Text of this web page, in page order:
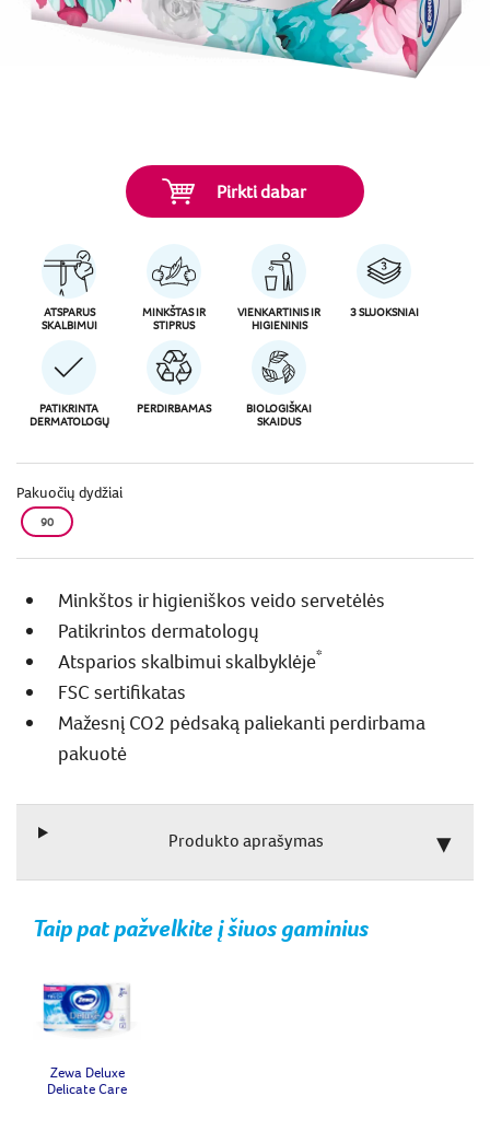
Pirkti dabar
ATSPARUS
SKALBIMUI
MINKŠTAS IR
STIPRUS
VIENKARTINIS IR
HIGIENINIS
3 SLUOKSNIAI
PATIKRINTA
DERMATOLOGŲ
PERDIRBAMAS
BIOLOGIŠKAI
SKAIDUS
Pakuočių dydžiai
90
Minkštos ir higieniškos veido servetėlės
Patikrintos dermatologų
Atsparios skalbimui skalbyklėje*
FSC sertifikatas
Mažesnį CO2 pėdsaką paliekanti perdirbama
pakuotė
Produkto aprašymas
Taip pat pažvelkite į šiuos gaminius
Zewa Deluxe
Delicate Care